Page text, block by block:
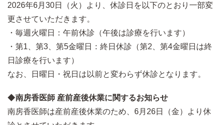
2026年6月30日（火）より、休診日を以下のとおり一部変
更させていただきます。
・毎週火曜日：午前休診（午後は診療を行います）
・第1、第3、第5金曜日：終日休診（第2、第4金曜日は終
日診療を行います）
なお、日曜日・祝日は以前と変わらず休診となります。
◆南房香医師 産前産後休業に関するお知らせ
南房香医師は産前産後休業のため、6月26日（金）より休